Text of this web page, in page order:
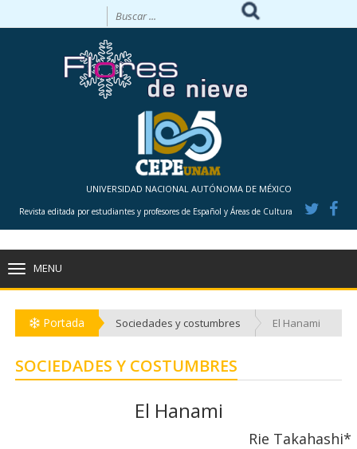
UNIVERSIDAD NACIONAL AUTÓNOMA DE MÉXICO
Revista editada por estudiantes y profesores de Español y Áreas de Cultura
MENU
Portada Sociedades y costumbres El Hanami
SOCIEDADES Y COSTUMBRES
El Hanami
Rie Takahashi*